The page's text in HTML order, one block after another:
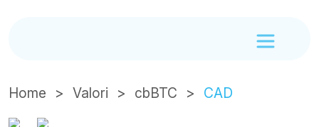
Home Valori cbBTC CAD